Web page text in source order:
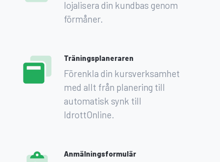
lojalisera din kundbas genom
förmåner.
Träningsplaneraren
Förenkla din kursverksamhet
med allt från planering till
automatisk synk till
IdrottOnline.
Anmälningsformulär